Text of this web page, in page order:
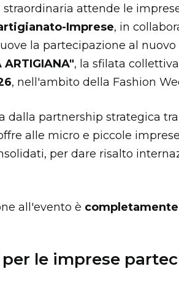
attende le
Imprese, in
la partecipazione al
ARTIGIANA", la sfilata
, nell'ambito della Fashion
dalla partnership strategica
alle micro e piccole
per dare risalto
all'evento è
le imprese